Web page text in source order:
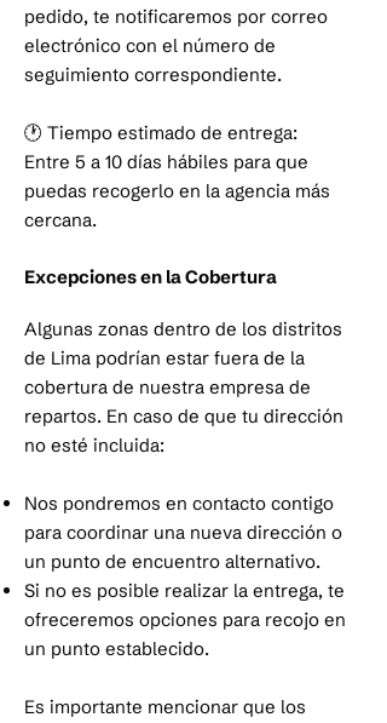
pedido, te notificaremos por correo
electrónico con el número de
seguimiento correspondiente.
🕐 Tiempo estimado de entrega:
Entre 5 a 10 días hábiles para que
puedas recogerlo en la agencia más
cercana.
Excepciones en la Cobertura
Algunas zonas dentro de los distritos
de Lima podrían estar fuera de la
cobertura de nuestra empresa de
repartos. En caso de que tu dirección
no esté incluida:
Nos pondremos en contacto contigo
para coordinar una nueva dirección o
un punto de encuentro alternativo.
Si no es posible realizar la entrega, te
ofreceremos opciones para recojo en
un punto establecido.
Es importante mencionar que los